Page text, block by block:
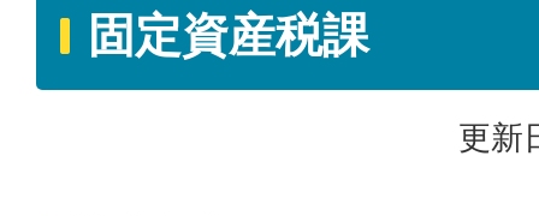
固定資産税課
更新